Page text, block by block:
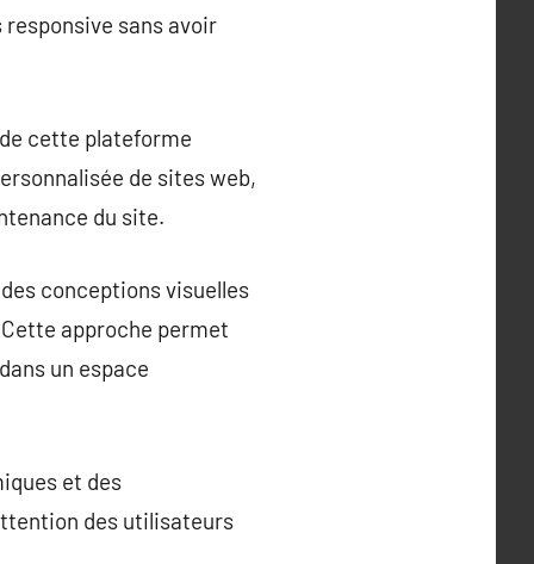
sans avoir
cette plateforme
de sites web,
du site.
conceptions visuelles
approche permet
un espace
et des
des utilisateurs